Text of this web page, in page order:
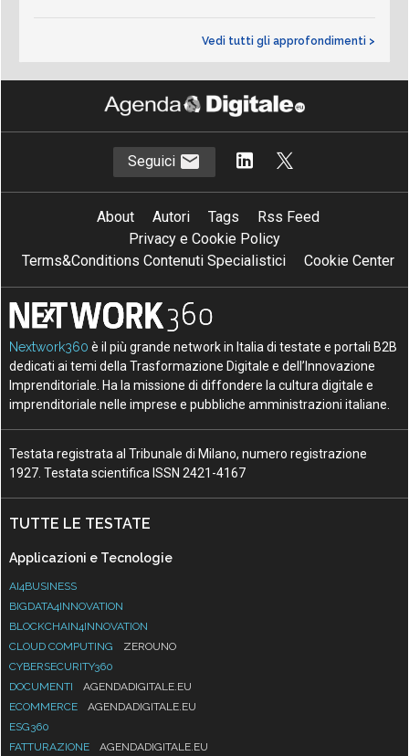
Vedi tutti gli approfondimenti >
Seguici
About Autori Tags
Rss Feed
Privacy e Cookie Policy
Terms&Conditions Contenuti Specialistici
Cookie Center
Nextwork360 è il più grande network in Italia di testate e portali B2B
dedicati ai temi della Trasformazione Digitale e dell’Innovazione
Imprenditoriale. Ha la missione di diffondere la cultura digitale e
imprenditoriale nelle imprese e pubbliche amministrazioni italiane.
Testata registrata al Tribunale di Milano, numero registrazione
1927. Testata scientifica ISSN 2421-4167
TUTTE LE TESTATE
Applicazioni e Tecnologie
AI4BUSINESS
BIGDATA4INNOVATION
BLOCKCHAIN4INNOVATION
CLOUD COMPUTING
ZEROUNO
CYBERSECURITY360
DOCUMENTI
AGENDADIGITALE.EU
ECOMMERCE
AGENDADIGITALE.EU
ESG360
FATTURAZIONE
AGENDADIGITALE.EU